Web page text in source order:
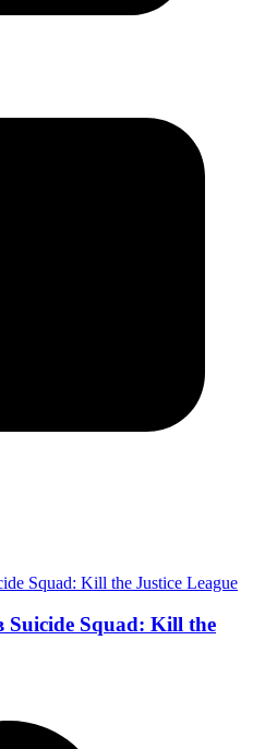
Squad: Kill the